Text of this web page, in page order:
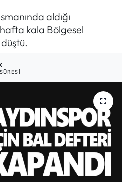
aldığı
kala Bölgesel